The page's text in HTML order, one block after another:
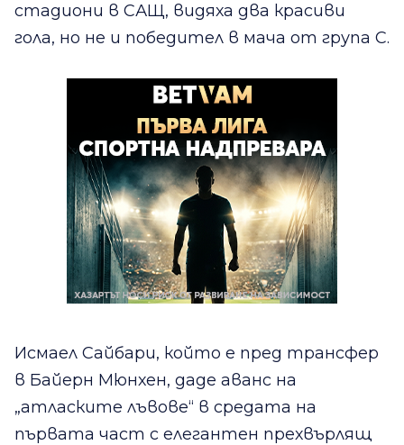
стадиони в САЩ, видяха два красиви
гола, но не и победител в мача от група С.
Исмаел Сайбари, който е пред трансфер
в Байерн Мюнхен, даде аванс на
„атласките лъвове“ в средата на
първата част с елегантен прехвърлящ